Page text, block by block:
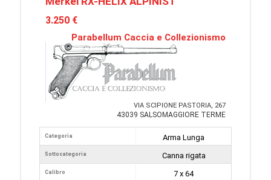
3.250 €
Parabellum Caccia e Collezionismo
VIA SCIPIONE PASTORIA, 267
43039 SALSOMAGGIORE TERME
Categoria
Sottocategoria
Calibro
Arma Lunga
Canna rigata
7 x 64